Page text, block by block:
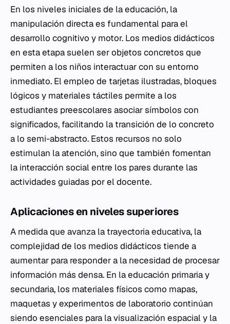
En los niveles iniciales de la educación, la
manipulación directa es fundamental para el
desarrollo cognitivo y motor. Los medios didácticos
en esta etapa suelen ser objetos concretos que
permiten a los niños interactuar con su entorno
inmediato. El empleo de tarjetas ilustradas, bloques
lógicos y materiales táctiles permite a los
estudiantes preescolares asociar símbolos con
significados, facilitando la transición de lo concreto
a lo semi-abstracto. Estos recursos no solo
estimulan la atención, sino que también fomentan
la interacción social entre los pares durante las
actividades guiadas por el docente.
Aplicaciones en niveles superiores
A medida que avanza la trayectoria educativa, la
complejidad de los medios didácticos tiende a
aumentar para responder a la necesidad de procesar
información más densa. En la educación primaria y
secundaria, los materiales físicos como mapas,
maquetas y experimentos de laboratorio continúan
siendo esenciales para la visualización espacial y la